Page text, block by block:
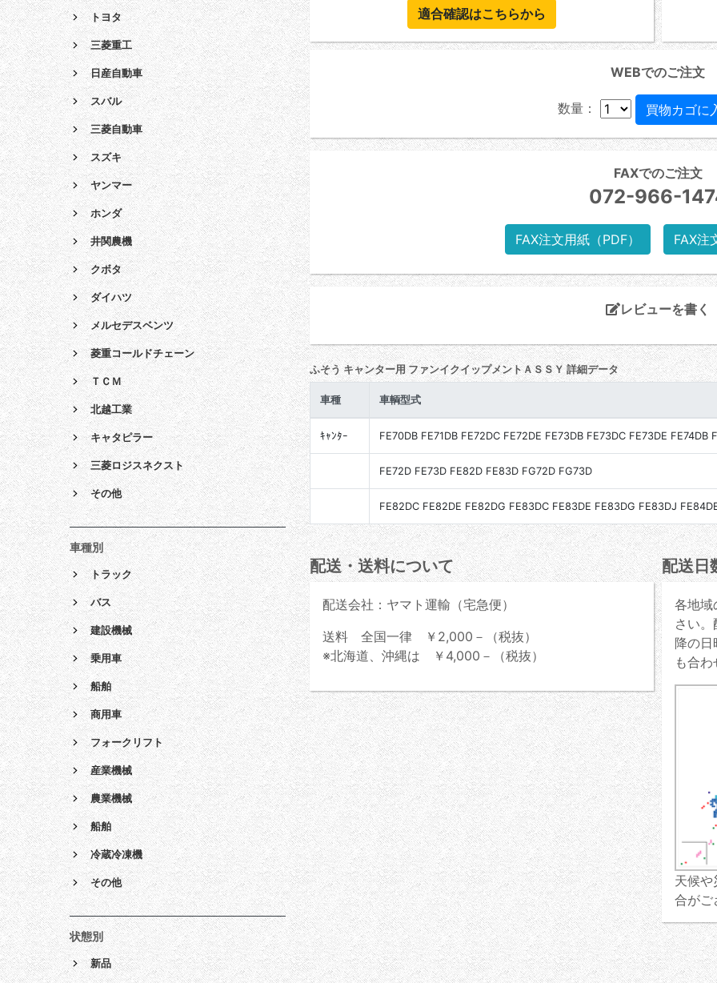
適合確認はこちらから
WEBでのご注文
数量：
FAXでのご注文
072-966-
FAX注文用紙（PDF） FAX注
レビューを書く
ふそう キャンター用 ファンイクイップメントＡＳＳＹ 詳細データ
車種 車輌型式
ｷｬﾝﾀｰ FE70DB FE71DB FE72DC FE72DE FE73DB FE73DC FE73DE FE74DB
FE72D FE73D FE82D FE83D FG72D FG73D
FE82DC FE82DE FE82DG FE83DC FE83DE FE83DG FE83DJ
配送・送料について
配送会社：ヤマト運輸（宅急便）
送料 全国一律 ￥2,000－（税抜）
※北海道、沖縄は ￥4,000－（税抜）
配送日
各地域
さい
降の
も合
天候
合がご
トヨタ
三菱重工
日産自動車
スバル
三菱自動車
スズキ
ヤンマー
ホンダ
井関農機
クボタ
ダイハツ
メルセデスベンツ
菱重コールドチェーン
ＴＣＭ
北越工業
キャタピラー
三菱ロジスネクスト
その他
車種別
トラック
バス
建設機械
乗用車
船舶
商用車
フォークリフト
産業機械
農業機械
船舶
冷蔵冷凍機
その他
状態別
新品